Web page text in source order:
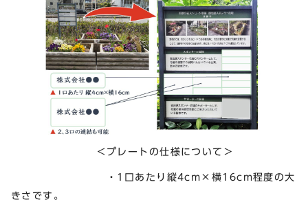
＜プレートの仕様について＞
・1口あたり縦4cm×横16cm程度の大
きさです。